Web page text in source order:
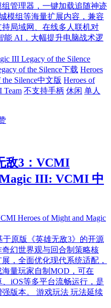
管理器，一键加载追随神迹
模组等海量扩展内容，兼容
局域网、在线多人联机对
能 AI，大幅提升电脑战术逻
III Legacy of the Silence
of the Silence下载 Heroes
Silence中文版 Heroes of
Team 不支持手柄 休闲 单人
敌3：VCMI
III: VCMI 中
于原版《英雄无敌3》的开源
幻世界观与回合制策略核
，全面优化现代系统适配，
量玩家自制MOD，可在
、iOS等多平台流畅运行，是
版本。 游戏玩法 玩法延续